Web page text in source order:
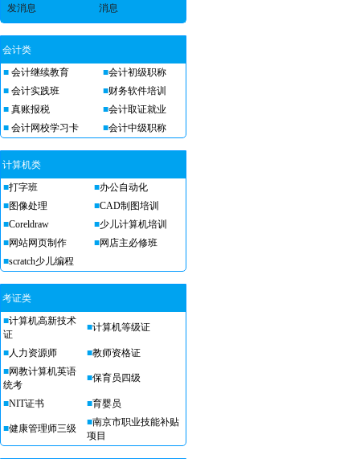
会计类
■ 会计继续教育 ■会计初级职称
■ 会计实践班 ■财务软件培训
■ 真账报税 ■会计取证就业
■ 会计网校学习卡 ■会计中级职称
计算机类
■打字班 ■办公自动化
■图像处理 ■CAD制图培训
■Coreldraw ■少儿计算机培训
■网站网页制作 ■网店主必修班
■scratch少儿编程
考证类
■计算机高新技术
证
■计算机等级证
■人力资源师 ■教师资格证
■网教计算机英语
统考
■保育员四级
■NIT证书 ■育婴员
■健康管理师三级
■南京市职业技能补贴
项目